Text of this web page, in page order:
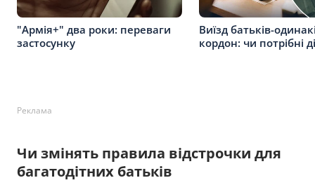
"Армія+" два роки: переваги
застосунку
Виїзд батьків-
кордон: чи потрібні
Реклама
Чи змінять правила відстрочки для
багатодітних батьків